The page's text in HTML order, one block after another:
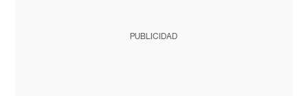
PUBLICIDAD